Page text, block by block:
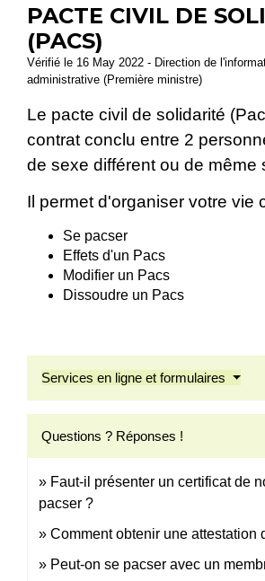
PACTE CIVIL DE
(PACS)
Vérifié le 16 May 2022 - Direction de
administrative (Première ministre)
Le pacte civil de solidarité
contrat conclu entre 2
de sexe différent ou de même
Il permet d'organiser votre vie
Se pacser
Effets d'un Pacs
Modifier un Pacs
Dissoudre un Pacs
Services en ligne et formulaires
Questions ? Réponses !
Faut-il présenter un certificat de
pacser ?
Comment obtenir une attestation
Peut-on se pacser avec un